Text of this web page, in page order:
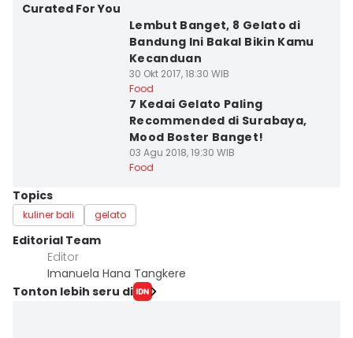
Curated For You
Lembut Banget, 8 Gelato di
Bandung Ini Bakal Bikin Kamu
Kecanduan
30 Okt 2017, 18:30 WIB
Food
7 Kedai Gelato Paling
Recommended di Surabaya,
Mood Boster Banget!
03 Agu 2018, 19:30 WIB
Food
Topics
kuliner bali gelato
Editorial Team
Editor
Imanuela Hana Tangkere
Tonton lebih seru di